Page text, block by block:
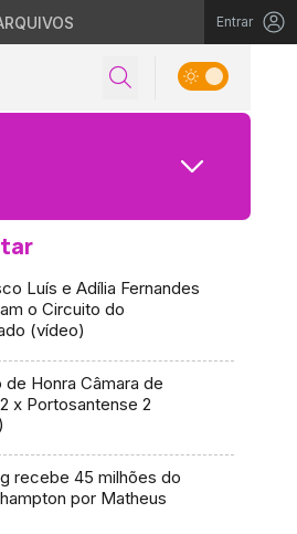
Entrar
Luís e Adília Fernandes
o Circuito do
(vídeo)
de Honra Câmara de
x Portosantense 2
recebe 45 milhões do
por Matheus